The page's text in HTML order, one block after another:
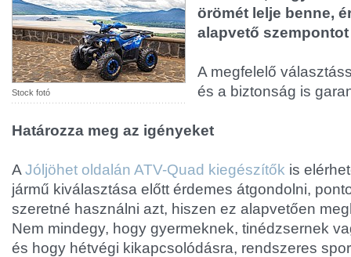
Stock fotó
örömét lelje benne,
alapvető
A megfelelő
és a biztonság is
Határozza meg az igényeket
A Jóljöhet oldalán ATV-Quad kiegészítők is
jármű kiválasztása előtt érdemes átgondolni,
szeretné használni azt, hiszen ez alapvetően
Nem mindegy, hogy gyermeknek, tinédzsernek
és hogy hétvégi kikapcsolódásra, rendszeres